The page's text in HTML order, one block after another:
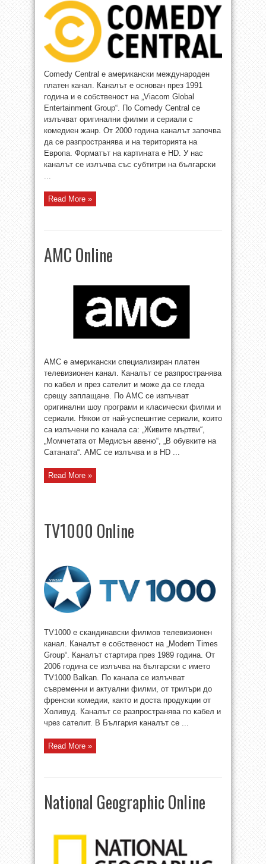
Comedy Central е американски международен
платен канал. Каналът е основан през 1991
година и е собственост на „Viacom Global
Entertainment Group“. По Comedy Central се
излъчват оригинални филми и сериали с
комедиен жанр. От 2000 година каналът започва
да се разпространява и на територията на
Европа. Форматът на картината е HD. У нас
каналът се излъчва със субтитри на български
...
Read More »
AMC Online
AMC е американски специализиран платен
телевизионен канал. Каналът се разпространява
по кабел и през сателит и може да се гледа
срещу заплащане. По AMC се изпъчват
оригинални шоу програми и класически филми и
сериали. Някои от най-успешнтие сериали, които
са излъчени по канала са: „Живите мъртви“,
„Момчетата от Медисън авеню“, „В обувките на
Сатаната“. AMC се излъчва и в HD ...
Read More »
TV1000 Online
TV1000 е скандинавски филмов телевизионен
канал. Каналът е собственост на „Modern Times
Group“. Каналът стартира през 1989 година. От
2006 година се излъчва на български с името
TV1000 Balkan. По канала се излъчват
съвременни и актуални филми, от трилъри до
френски комедии, както и доста продукции от
Холивуд. Каналът се разпространява по кабел и
чрез сателит. В България каналът се ...
Read More »
National Geographic Online